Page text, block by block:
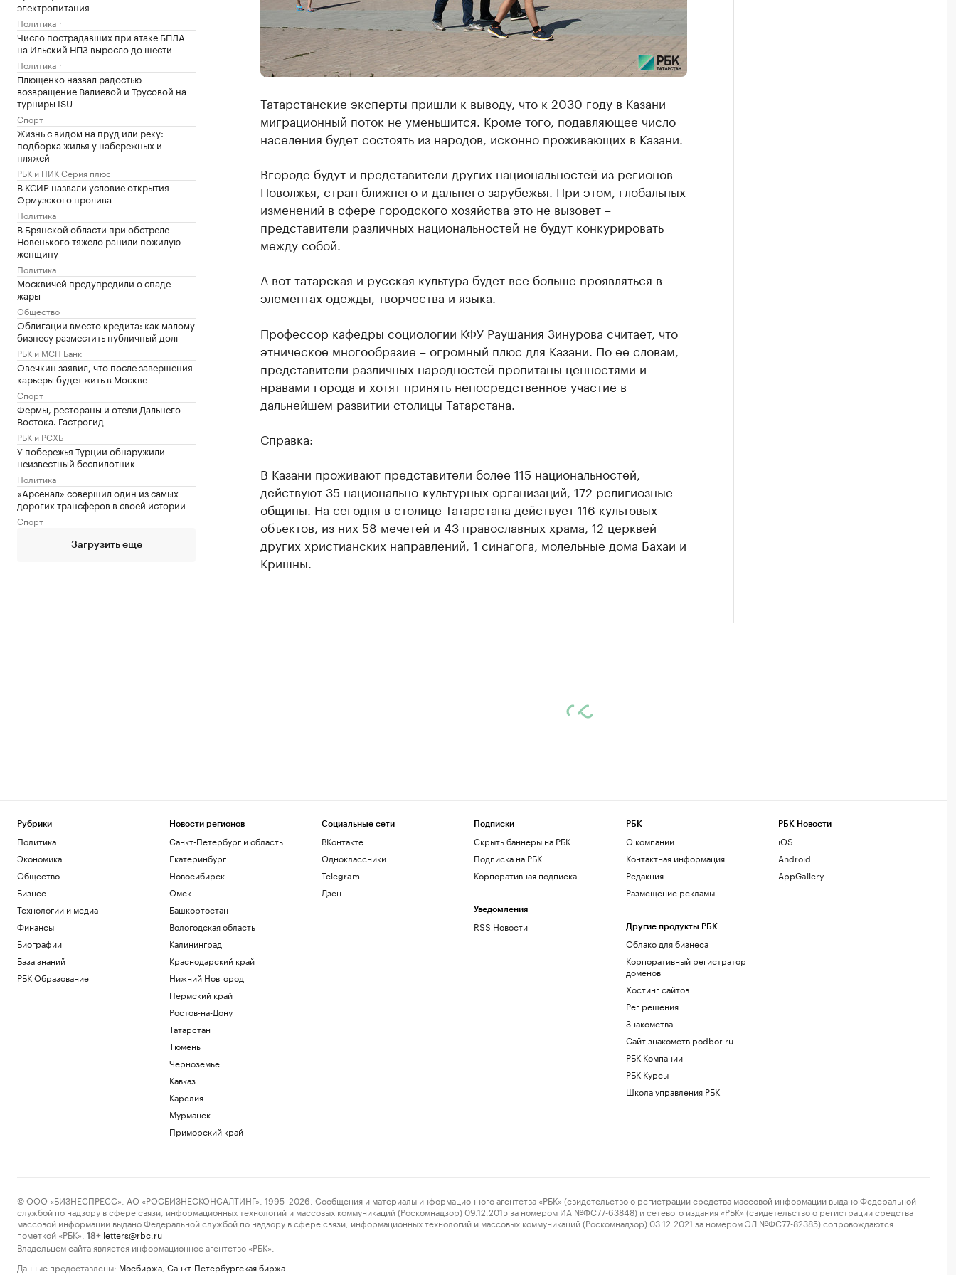
электропитания
Политика
Число пострадавших при атаке БПЛА
на Ильский НПЗ выросло до шести
Политика
Плющенко назвал радостью
возвращение Валиевой и Трусовой на
турниры ISU
Спорт
Жизнь с видом на пруд или реку:
подборка жилья у набережных и
пляжей
РБК и ПИК Серия плюс
В КСИР назвали условие открытия
Ормузского пролива
Политика
В Брянской области при обстреле
Новенького тяжело ранили пожилую
женщину
Политика
Москвичей предупредили о спаде
жары
Общество
Облигации вместо кредита: как малому
бизнесу разместить публичный долг
РБК и МСП Банк
Овечкин заявил, что после завершения
карьеры будет жить в Москве
Спорт
Фермы, рестораны и отели Дальнего
Востока. Гастрогид
РБК и РСХБ
У побережья Турции обнаружили
неизвестный беспилотник
Политика
«Арсенал» совершил один из самых
дорогих трансферов в своей истории
Спорт
Загрузить еще
Татарстанские эксперты пришли к выводу, что к 2030 году в Казани
миграционный поток не уменьшится. Кроме того, подавляющее число
населения будет состоять из народов, исконно проживающих в Казани.
Вгороде будут и представители других национальностей из регионов
Поволжья, стран ближнего и дальнего зарубежья. При этом, глобальных
изменений в сфере городского хозяйства это не вызовет –
представители различных национальностей не будут конкурировать
между собой.
А вот татарская и русская культура будет все больше проявляться в
элементах одежды, творчества и языка.
Профессор кафедры социологии КФУ Раушания Зинурова считает, что
этническое многообразие – огромный плюс для Казани. По ее словам,
представители различных народностей пропитаны ценностями и
нравами города и хотят принять непосредственное участие в
дальнейшем развитии столицы Татарстана.
Справка:
В Казани проживают представители более 115 национальностей,
действуют 35 национально-культурных организаций, 172 религиозные
общины. На сегодня в столице Татарстана действует 116 культовых
объектов, из них 58 мечетей и 43 православных храма, 12 церквей
других христианских направлений, 1 синагога, молельные дома Бахаи и
Кришны.
Рубрики
Политика
Экономика
Общество
Бизнес
Технологии и медиа
Финансы
Биографии
База знаний
РБК Образование
Новости регионов
Санкт-Петербург и область
Екатеринбург
Новосибирск
Омск
Башкортостан
Вологодская область
Калининград
Краснодарский край
Нижний Новгород
Пермский край
Ростов-на-Дону
Татарстан
Тюмень
Черноземье
Кавказ
Карелия
Мурманск
Приморский край
Социальные сети
ВКонтакте
Одноклассники
Telegram
Дзен
Подписки
Скрыть баннеры на РБК
Подписка на РБК
Корпоративная подписка
Уведомления
RSS Новости
РБК
О компании
Контактная информация
Редакция
Размещение рекламы
Другие продукты РБК
Облако для бизнеса
Корпоративный регистратор
доменов
Хостинг сайтов
Рег.решения
Знакомства
Сайт знакомств podbor.ru
РБК Компании
РБК Курсы
Школа управления РБК
РБК Новости
iOS
Android
AppGallery
© ООО «БИЗНЕСПРЕСС», АО «РОСБИЗНЕСКОНСАЛТИНГ», 1995–2026. Сообщения и материалы информационного агентства «РБК» (свидетельство о регистрации средства массовой информации выдано Федеральной
службой по надзору в сфере связи, информационных технологий и массовых коммуникаций (Роскомнадзор) 09.12.2015 за номером ИА №ФС77-63848) и сетевого издания «РБК» (свидетельство о регистрации средства
массовой информации выдано Федеральной службой по надзору в сфере связи, информационных технологий и массовых коммуникаций (Роскомнадзор) 03.12.2021 за номером ЭЛ №ФС77-82385) сопровождаются
пометкой «РБК».
18+ letters@rbc.ru
Владельцем сайта является информационное агентство «РБК».
Данные предоставлены: Мосбиржа Санкт-Петербургская биржа